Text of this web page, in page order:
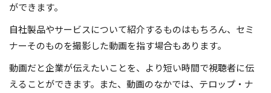
ができます。
自社製品やサービスについて紹介するものはもちろん、セミ
ナーそのものを撮影した動画を指す場合もあります。
動画だと企業が伝えたいことを、より短い時間で視聴者に伝
えることができます。また、動画のなかでは、テロップ・ナ